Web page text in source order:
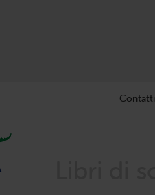
Contatti